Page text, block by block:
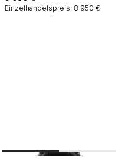
Einzelhandelspreis: 8 950 €